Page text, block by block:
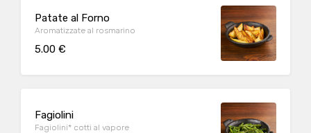
Patate al Forno
Aromatizzate al rosmarino
5.00 €
Fagiolini
Fagiolini* cotti al vapore